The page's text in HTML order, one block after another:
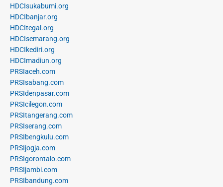
HDCIsukabumi.org
HDCIbanjar.org
HDCItegal.org
HDCIsemarang.org
HDCIkediri.org
HDCImadiun.org
PRSIaceh.com
PRSIsabang.com
PRSIdenpasar.com
PRSIcilegon.com
PRSItangerang.com
PRSIserang.com
PRSIbengkulu.com
PRSIjogja.com
PRSIgorontalo.com
PRSIjambi.com
PRSIbandung.com